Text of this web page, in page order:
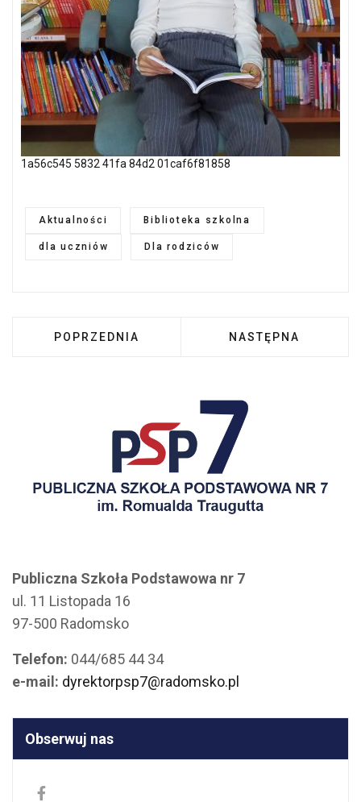
1a56c545 5832 41fa 84d2 01caf6f81858
Aktualności Biblioteka szkolna
dla uczniów Dla rodziców
POPRZEDNIA STRONA: SPOTKANIE
POPRZEDNIA NASTĘPNA
NASTĘPNA
Publiczna Szkoła Podstawowa nr 7
ul. 11 Listopada 16
97-500 Radomsko
Telefon: 044/685 44 34
e-mail: dyrektorpsp7@radomsko.pl
Obserwuj nas